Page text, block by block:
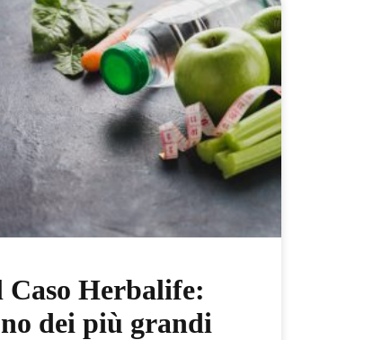
Caso Herbalife:
dei più grandi